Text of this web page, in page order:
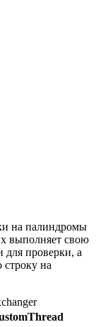
на палиндромы
выполняет свою
для проверки, а
на